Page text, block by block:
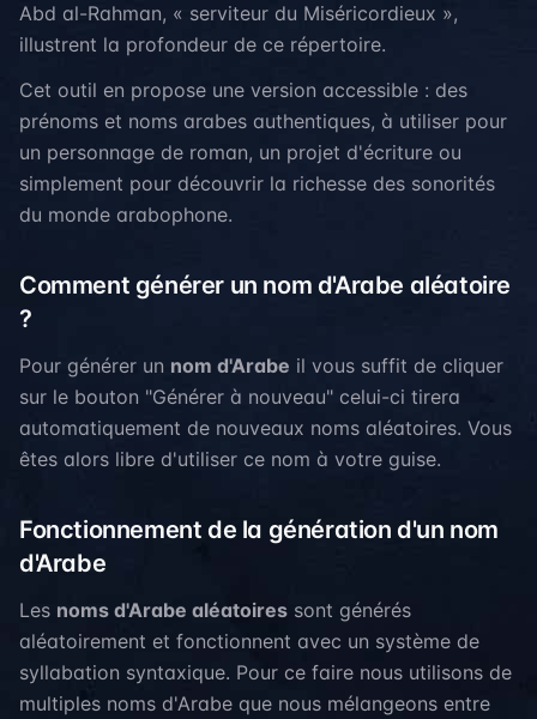
Abd al-Rahman, « serviteur du Miséricordieux »,
illustrent la profondeur de ce répertoire.
Cet outil en propose une version accessible : des
prénoms et noms arabes authentiques, à utiliser pour
un personnage de roman, un projet d'écriture ou
simplement pour découvrir la richesse des sonorités
du monde arabophone.
Comment générer un nom d'Arabe aléatoire
?
Pour générer un nom d'Arabe il vous suffit de cliquer
sur le bouton "Générer à nouveau" celui-ci tirera
automatiquement de nouveaux noms aléatoires. Vous
êtes alors libre d'utiliser ce nom à votre guise.
Fonctionnement de la génération d'un nom
d'Arabe
Les noms d'Arabe aléatoires sont générés
aléatoirement et fonctionnent avec un système de
syllabation syntaxique. Pour ce faire nous utilisons de
multiples noms d'Arabe que nous mélangeons entre